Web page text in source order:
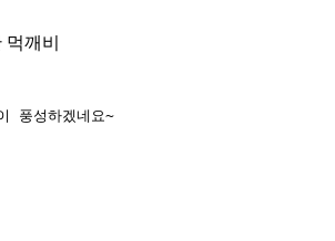
깨비
풍성하겠네요~